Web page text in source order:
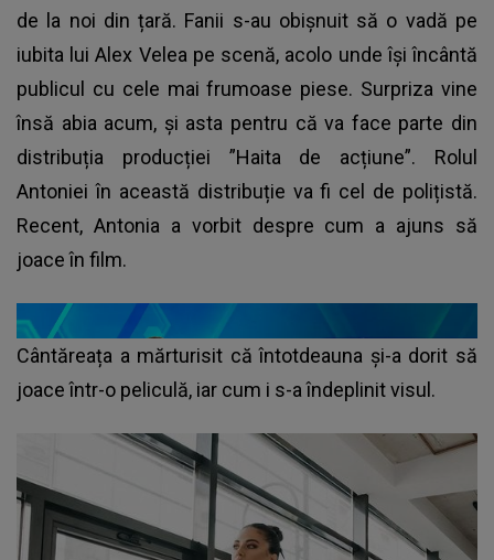
de la noi din țară. Fanii s-au obișnuit să o vadă pe
iubita lui Alex Velea pe scenă, acolo unde își încântă
publicul cu cele mai frumoase piese. Surpriza vine
însă abia acum, și asta pentru că va face parte din
distribuția producției ”Haita de acțiune”. Rolul
Antoniei în această distribuție va fi cel de polițistă.
Recent, Antonia a vorbit despre cum a ajuns să
joace în film.
Cântăreața a mărturisit că întotdeauna și-a dorit să
joace într-o peliculă, iar cum i s-a îndeplinit visul.